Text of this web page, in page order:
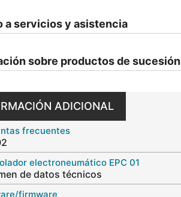
a servicios y asistencia
sobre productos de sucesión
ADICIONAL
frecuentes
electroneumático EPC 01
de datos técnicos
firmware